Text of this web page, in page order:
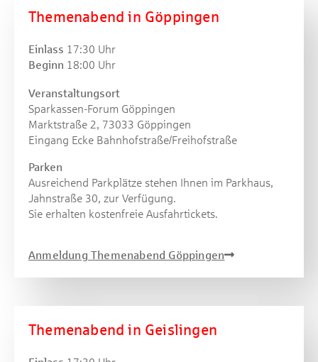
Themenabend in Göppingen
Einlass 17:30 Uhr
Beginn 18:00 Uhr
Veranstaltungsort
Sparkassen-Forum Göppingen
Marktstraße 2, 73033 Göppingen
Eingang Ecke Bahnhofstraße/Freihofstraße
Parken
Ausreichend Parkplätze stehen Ihnen im Parkhaus,
Jahnstraße 30, zur Verfügung.
Sie erhalten kostenfreie Ausfahrtickets.
Anmeldung Themenabend Göppingen
Themenabend in Geislingen